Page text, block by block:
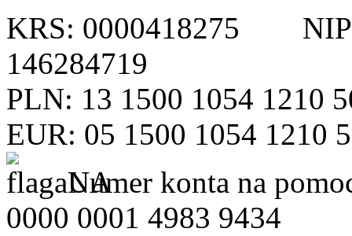
KRS: 0000418275
146284719
PLN: 13 1500 1054 1210
EUR: 05 1500 1054 1210
Numer konta na
0000 0001 4983 9434